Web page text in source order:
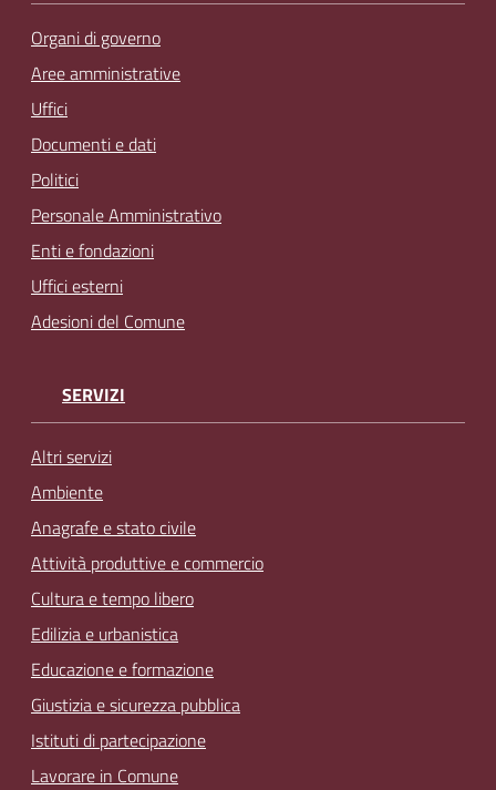
Organi di governo
Aree amministrative
Uffici
Documenti e dati
Politici
Personale Amministrativo
Enti e fondazioni
Uffici esterni
Adesioni del Comune
SERVIZI
Altri servizi
Ambiente
Anagrafe e stato civile
Attività produttive e commercio
Cultura e tempo libero
Edilizia e urbanistica
Educazione e formazione
Giustizia e sicurezza pubblica
Istituti di partecipazione
Lavorare in Comune